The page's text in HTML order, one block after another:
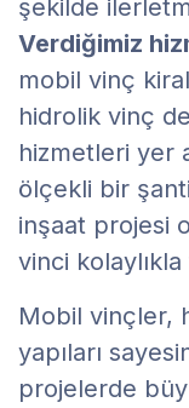
şekilde
Verdiğimiz
mobil vinç
hidrolik vinç
hizmetleri yer
ölçekli bir
inşaat projesi
vinci
Mobil vinçler,
yapıları
projelerde